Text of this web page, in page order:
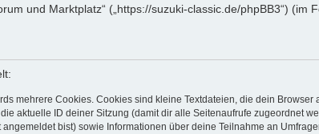
und Marktplatz“ („https://suzuki-classic.de/phpBB3“) (im
mehrere Cookies. Cookies sind kleine Textdateien, die dein
aktuelle ID deiner Sitzung (damit dir alle Seitenaufrufe zugeordnet
bist) sowie Informationen über deine Teilnahme an